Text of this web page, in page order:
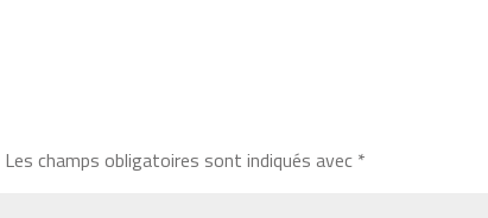
Les champs obligatoires sont indiqués avec *